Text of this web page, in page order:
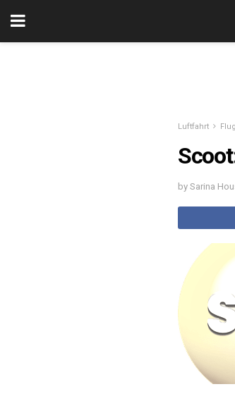
Luftfahrt
by Sarina